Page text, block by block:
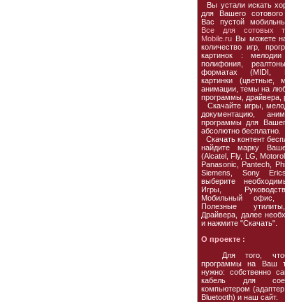
Вы устали искать
для Вашего
Вас пустой
Все для сотовых
Mobile.ru Вы можете
количество игр,
картинок : мелодии
полифония,
форматах (MIDI,
картинки (цветные,
анимации, темы на
программы, драйвера,
Скачайте игры,
документацию,
программы для
абсолютно бесплатно.
Скачать контент
найдите марку
(Alcatel, Fly, LG,
Panasonic, Pantech,
Siemens, Sony
выберите
Игры,
Мобильный офис,
Полезные
Драйвера, далее
и нажмите "Скачать".
О проекте :
Для того,
программы на Ваш
нужно: собственно
кабель для
компьютером
Bluetooth) и наш сайт.